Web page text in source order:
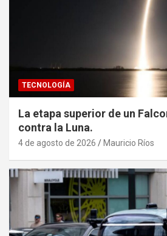
TECNOLOGÍA
La etapa superior de un
contra la Luna.
4 de agosto de 2026 Mauricio Ríos